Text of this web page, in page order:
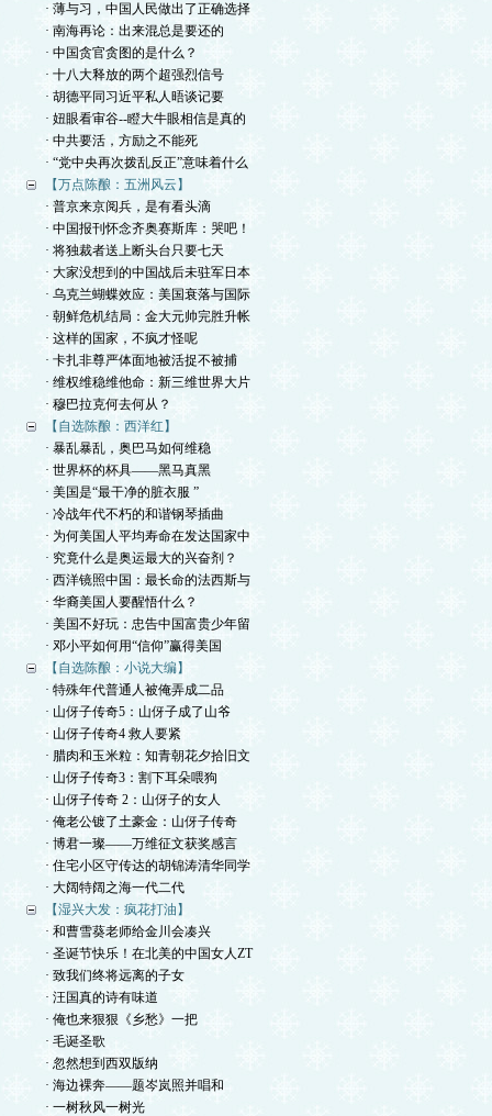
· 薄与习，中国人民做出了正确选择
· 南海再论：出来混总是要还的
· 中国贪官贪图的是什么？
· 十八大释放的两个超强烈信号
· 胡德平同习近平私人晤谈记要
· 妞眼看审谷--瞪大牛眼相信是真的
· 中共要活，方励之不能死
· “党中央再次拨乱反正”意味着什么
【万点陈酿：五洲风云】
· 普京来京阅兵，是有看头滴
· 中国报刊怀念齐奥赛斯库：哭吧！
· 将独裁者送上断头台只要七天
· 大家没想到的中国战后未驻军日本
· 乌克兰蝴蝶效应：美国衰落与国际
· 朝鲜危机结局：金大元帅完胜升帐
· 这样的国家，不疯才怪呢
· 卡扎非尊严体面地被活捉不被捕
· 维权维稳维他命：新三维世界大片
· 穆巴拉克何去何从？
【自选陈酿：西洋红】
· 暴乱暴乱，奥巴马如何维稳
· 世界杯的杯具——黑马真黑
· 美国是“最干净的脏衣服 ”
· 冷战年代不朽的和谐钢琴插曲
· 为何美国人平均寿命在发达国家中
· 究竟什么是奥运最大的兴奋剂？
· 西洋镜照中国：最长命的法西斯与
· 华裔美国人要醒悟什么？
· 美国不好玩：忠告中国富贵少年留
· 邓小平如何用“信仰”赢得美国
【自选陈酿：小说大编】
· 特殊年代普通人被俺弄成二品
· 山伢子传奇5：山伢子成了山爷
· 山伢子传奇4 救人要紧
· 腊肉和玉米粒：知青朝花夕拾旧文
· 山伢子传奇3：割下耳朵喂狗
· 山伢子传奇 2：山伢子的女人
· 俺老公镀了土豪金：山伢子传奇
· 博君一璨——万维征文获奖感言
· 住宅小区守传达的胡锦涛清华同学
· 大阔特阔之海一代二代
【湿兴大发：疯花打油】
· 和曹雪葵老师给金川会凑兴
· 圣诞节快乐！在北美的中国女人ZT
· 致我们终将远离的子女
· 汪国真的诗有味道
· 俺也来狠狠《乡愁》一把
· 毛诞圣歌
· 忽然想到西双版纳
· 海边裸奔——题岑岚照并唱和
· 一树秋风一树光